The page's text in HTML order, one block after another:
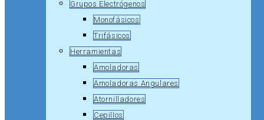
Grupos Electrógenos
Monofásicos
Trifásicos
Herramientas
Amoladoras
Amoladoras Angulares
Atornilladores
Cepillos